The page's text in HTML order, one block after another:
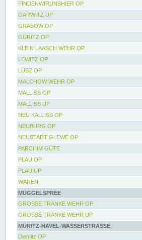
FINDENWIRUNSHIER OP
GARWITZ UP
GRABOW OP
GÜRITZ OP
KLEIN LAASCH WEHR OP
LEWITZ OP
LÜBZ OP
MALCHOW WEHR OP
MALLISS OP
MALLISS UP
NEU KALLISS OP
NEUBURG OP
NEUSTADT GLEWE OP
PARCHIM GÜTE
PLAU OP
PLAU UP
WAREN
MÜGGELSPREE
GROSSE TRÄNKE WEHR OP
GROSSE TRÄNKE WEHR UP
MÜRITZ-HAVEL-WASSERSTRASSE
Diemitz OP